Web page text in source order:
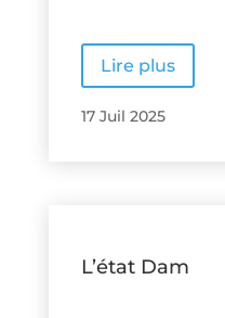
Lire plus
17 Juil 2025
L’état Dam